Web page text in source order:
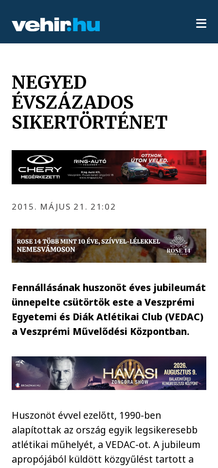
NEGYED
ÉVSZÁZADOS
SIKERTÖRTÉNET
2015. MÁJUS 21. 21:02
Fennállásának huszonöt éves jubileumát
ünnepelte csütörtök este a Veszprémi
Egyetemi és Diák Atlétikai Club (VEDAC)
a Veszprémi Művelődési Központban.
Huszonöt évvel ezelőtt, 1990-ben
alapítottak az ország egyik legsikeresebb
atlétikai műhelyét, a VEDAC-ot. A jubileum
apropójából küldött közgyűlést tartott a